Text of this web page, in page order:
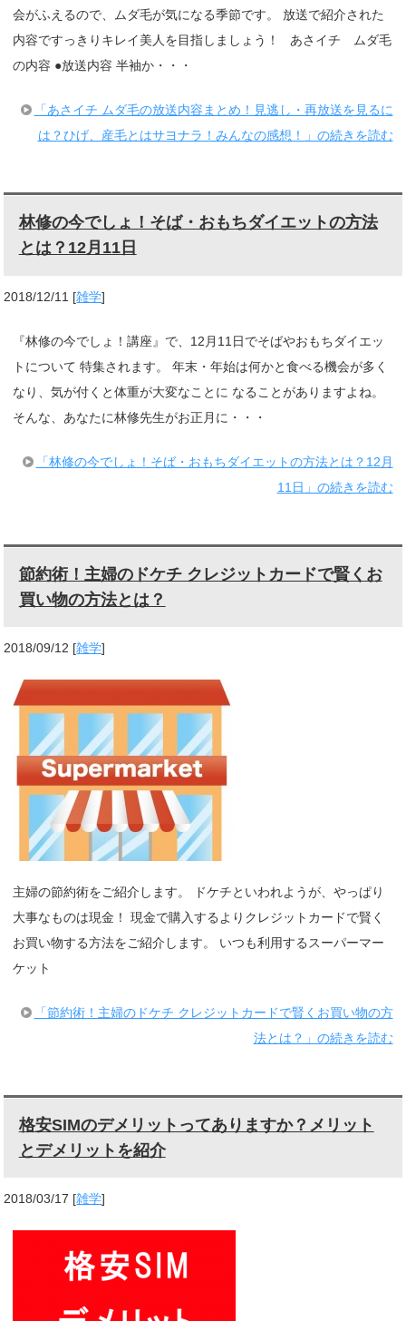
会がふえるので、ムダ毛が気になる季節です。 放送で紹介された
内容ですっきりキレイ美人を目指しましょう！ あさイチ ムダ毛
の内容 ●放送内容 半袖か・・・
「あさイチ ムダ毛の放送内容まとめ！見逃し・再放送を見るに
は？ひげ、産毛とはサヨナラ！みんなの感想！」の続きを読む
林修の今でしょ！そば・おもちダイエットの方法
とは？12月11日
2018/12/11 [雑学]
『林修の今でしょ！講座』で、12月11日でそばやおもちダイエッ
トについて 特集されます。 年末・年始は何かと食べる機会が多く
なり、気が付くと体重が大変なことに なることがありますよね。
そんな、あなたに林修先生がお正月に・・・
「林修の今でしょ！そば・おもちダイエットの方法とは？12月
11日」の続きを読む
節約術！主婦のドケチ クレジットカードで賢くお
買い物の方法とは？
2018/09/12 [雑学]
主婦の節約術をご紹介します。 ドケチといわれようが、やっぱり
大事なものは現金！ 現金で購入するよりクレジットカードで賢く
お買い物する方法をご紹介します。 いつも利用するスーパーマー
ケット
「節約術！主婦のドケチ クレジットカードで賢くお買い物の方
法とは？」の続きを読む
格安SIMのデメリットってありますか？メリット
とデメリットを紹介
2018/03/17 [雑学]